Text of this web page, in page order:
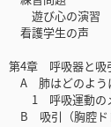
遊び心の演習
看護学生の声
第4章 呼吸器と吸
A 肺はどのよう
1 呼吸運動の
B 吸引（胸腔ド